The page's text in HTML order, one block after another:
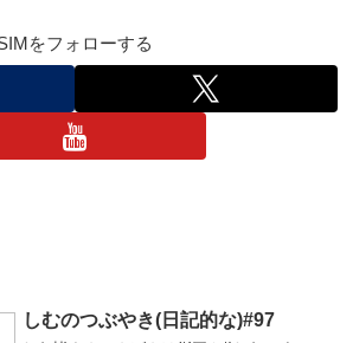
ルに挑戦するので遊びに来ていただけ
スポンサーリンク